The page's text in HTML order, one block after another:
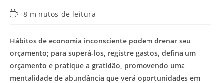
Tempo8 minutos de leitura
Hábitos de economia inconsciente podem drenar seu
orçamento; para superá-los, registre gastos, defina um
orçamento e pratique a gratidão, promovendo uma
mentalidade de abundância que verá oportunidades em